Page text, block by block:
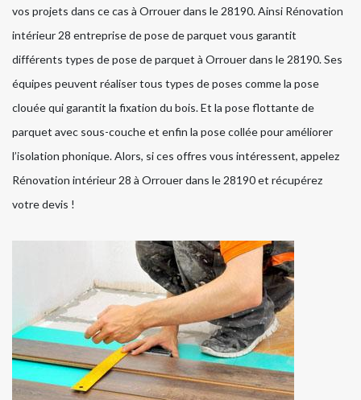
vos projets dans ce cas à Orrouer dans le 28190. Ainsi Rénovation
intérieur 28 entreprise de pose de parquet vous garantit
différents types de pose de parquet à Orrouer dans le 28190. Ses
équipes peuvent réaliser tous types de poses comme la pose
clouée qui garantit la fixation du bois. Et la pose flottante de
parquet avec sous-couche et enfin la pose collée pour améliorer
l’isolation phonique. Alors, si ces offres vous intéressent, appelez
Rénovation intérieur 28 à Orrouer dans le 28190 et récupérez
votre devis !